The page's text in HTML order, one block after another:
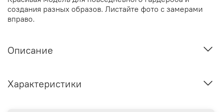
создания разных образов. Листайте фото с замерами
вправо.
Описание
Характеристики